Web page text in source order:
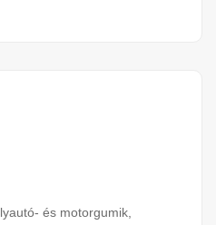
és motorgumik,